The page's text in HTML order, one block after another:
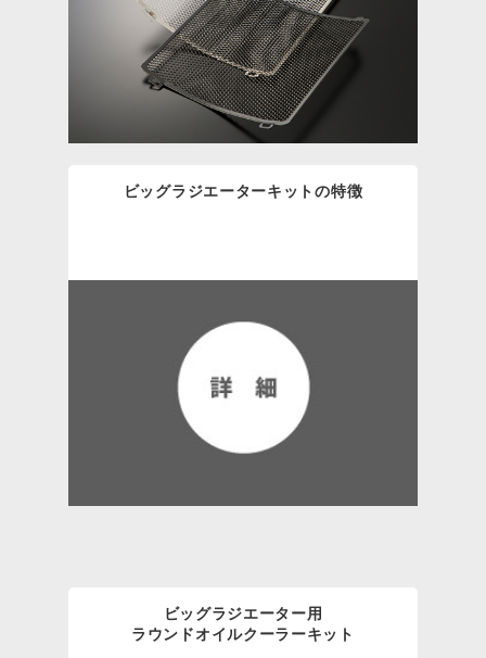
ビッグラジエーターキットの特徴
ビッグラジエーター用
ラウンドオイルクーラーキット